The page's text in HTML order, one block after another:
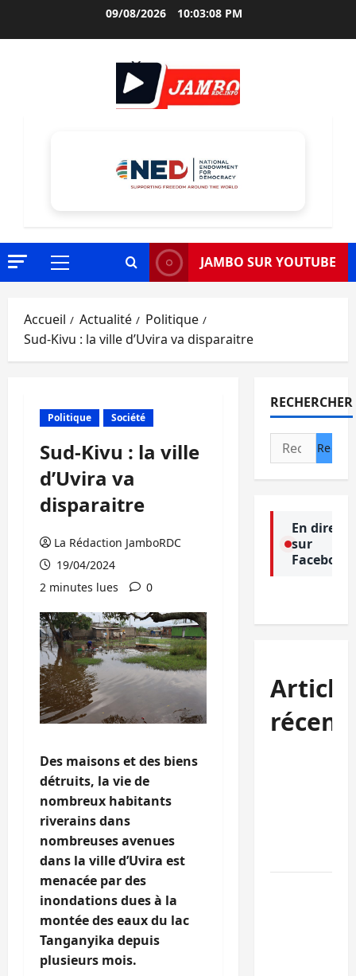
09/08/2026 10:03:10 PM
Menu
JAMBO SUR YOUTUBE
Accueil Actualité
Politique
Sud-Kivu : la ville d’Uvira va disparaitre
Politique Société
Sud-Kivu : la ville
d’Uvira va
disparaitre
La Rédaction JamboRDC
19/04/2024
2 minutes lues
0
Des maisons et des biens
détruits, la vie de
nombreux habitants
riverains dans
nombreuses avenues
dans la ville d’Uvira est
menacée par des
inondations dues à la
montée des eaux du lac
Tanganyika depuis
plusieurs mois.
RECHERCHER
Rechercher :
En direct
sur
Facebook